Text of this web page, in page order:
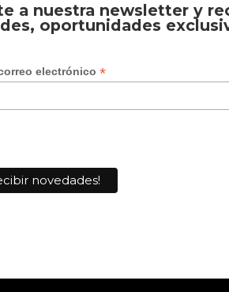
a nuestra newsletter y
oportunidades
electrónico *